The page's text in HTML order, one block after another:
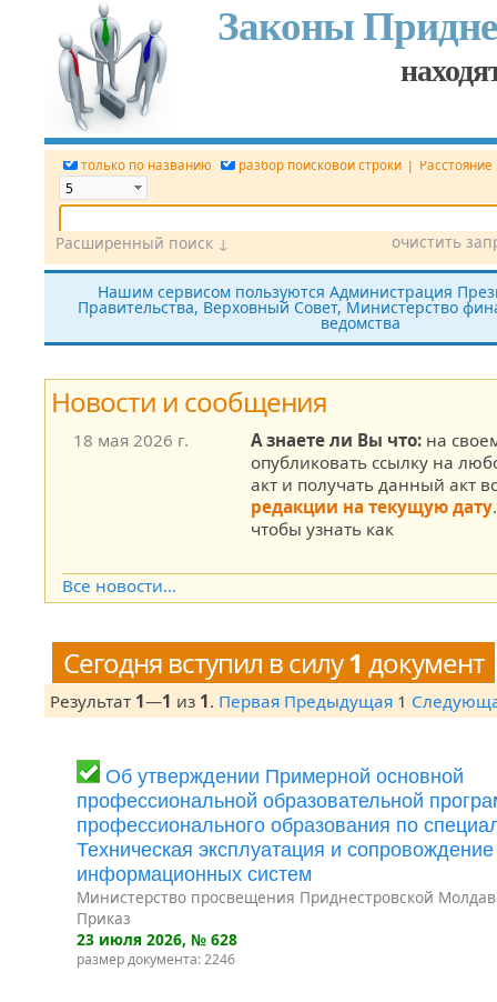
Законы
только по названию разбор поисковой строки |
Номер док. Дата
Принявший орган Источник (САЗ)
все редакции показать утратившие силу без
очистить
Расширенный поиск ↓
Нашим сервисом пользуются Администрация
Правительства, Верховный Совет, Министерство
ведомства
Новости и сообщения
18 мая 2026 г. А знаете ли Вы что: на
опубликовать ссылку на
акт и получать данный акт
редакции на текущую дату
чтобы узнать как
Все новости...
Сегодня вступил в силу1 документ
Результат 1—1 из 1. Первая Предыдущая 1
Об утверждении Примерной основной
профессиональной образовательной
профессионального образования по
Техническая эксплуатация и сопровождение
информационных систем
Министерство просвещения Приднестровской
Приказ
23 июля 2026, № 628
размер документа: 2246